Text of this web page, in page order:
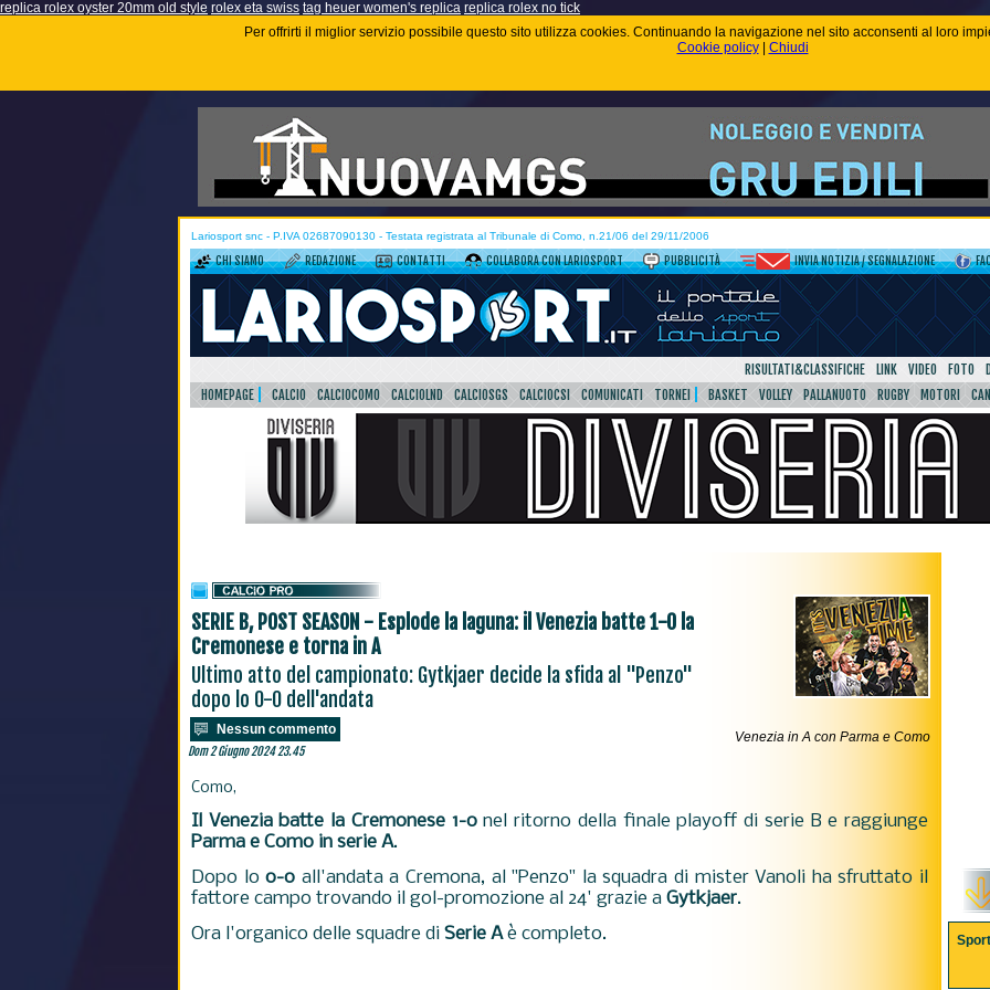
replica rolex oyster 20mm old style rolex eta swiss tag heuer women's replica replica rolex no tick
Per offrirti il miglior servizio possibile questo sito utilizza cookies. Continuando la navigazione nel sito acconsenti al loro
Cookie policy| Chiudi
Lariosport snc - P.IVA 02687090130 - Testata registrata al Tribunale di Como, n.21/06 del 29/11/2006
CHI SIAMO REDAZIONE CONTATTI COLLABORA CON LARIOSPORT PUBBLICITÀ INVIA NOTIZIA / SEGNALAZIONE
RISULTATI&CLASSIFICHE LINK VIDEO FOTO
HOMEPAGE
CALCIO CALCIOCOMO CALCIOLND CALCIOSGS CALCIOCSI COMUNICATI TORNEI BASKET VOLLEY PALLANUOTO RUGBY MOTORI
SERIE B, POST SEASON - Esplode la laguna: il Venezia batte 1-0 la
Cremonese e torna in A
Ultimo atto del campionato: Gytkjaer decide la sfida al "Penzo"
dopo lo 0-0 dell'andata
Nessun commento
Dom 2 Giugno 2024 23.45
Venezia in A con Parma e Como
Como,
Il Venezia batte la Cremonese 1-0nel ritorno della finale playoff di serie B e raggiunge
Parma e Como in serie A.
Dopo lo0-0 all'andata a Cremona, al "Penzo" la squadra di mister Vanoli ha sfruttato il
fattore campo trovando il gol-promozione al 24' grazie a Gytkjaer.
Ora l'organico delle squadre di Serie Aè completo. Sport